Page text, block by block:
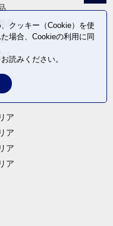
品
し
ア
ア
ア
ア
クッキー（Cookie）を使
場合、Cookieの利用に同
読みください。